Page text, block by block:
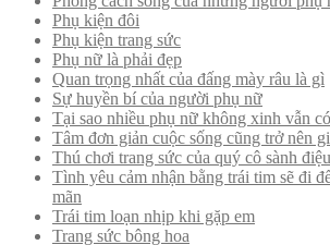
Phụ kiện đôi
Phụ kiện trang sức
Phụ nữ là phải đẹp
Quan trọng nhất của đấng mày râu là gì
Sự huyền bí của người phụ nữ
Tại sao nhiều phụ nữ không xinh vẫn
Tâm đơn giản cuộc sống cũng trở nên
Thú chơi trang sức của quý cô sành điệu
Tình yêu cảm nhận bằng trái tim sẽ đi
mãn
Trái tim loạn nhịp khi gặp em
Trang sức bông hoa